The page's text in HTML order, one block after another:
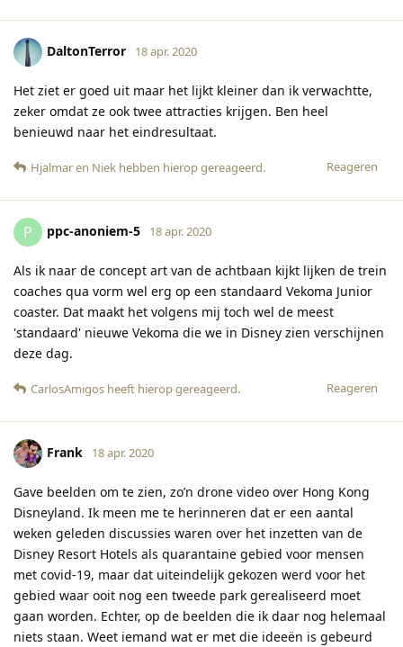
DaltonTerror 18 apr. 2020
Het ziet er goed uit maar het lijkt kleiner dan ik verwachtte,
zeker omdat ze ook twee attracties krijgen. Ben heel
benieuwd naar het eindresultaat.
Reageren
Hjalmaren Niek hebben hierop gereageerd.
P ppc-anoniem-5 18 apr. 2020
Als ik naar de concept art van de achtbaan kijkt lijken de trein
coaches qua vorm wel erg op een standaard Vekoma Junior
coaster. Dat maakt het volgens mij toch wel de meest
'standaard' nieuwe Vekoma die we in Disney zien verschijnen
deze dag.
Reageren
CarlosAmigos heeft hierop gereageerd.
Frank 18 apr. 2020
Gave beelden om te zien, zo’n drone video over Hong Kong
Disneyland. Ik meen me te herinneren dat er een aantal
weken geleden discussies waren over het inzetten van de
Disney Resort Hotels als quarantaine gebied voor mensen
met covid-19, maar dat uiteindelijk gekozen werd voor het
gebied waar ooit nog een tweede park gerealiseerd moet
gaan worden. Echter, op de beelden die ik daar nog helemaal
niets staan. Weet iemand wat er met die ideeën is gebeurd